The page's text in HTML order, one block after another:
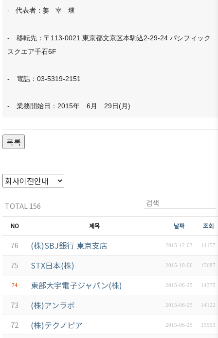
- 代表者： 姜 宰 壎
- 移転先：〒113-0021 東京都文京区本駒込2-29-24 パシフィック
スクエア千石6F
- 電話：03-5319-2151
- 業務開始日：2015年 6月 29日(月)
목록
TOTAL 156
NO 제목 날짜 조회
76 (株)SBJ銀行 東京支店 2015-12-03 14157
75 STX日本(株) 2015-10-06 15687
74 東部大宇電子ジャパン(株) 2015-06-25 14375
73 (株)アンラボ 2015-06-25 14122
72 (株)テクノピア 2015-06-25 15593